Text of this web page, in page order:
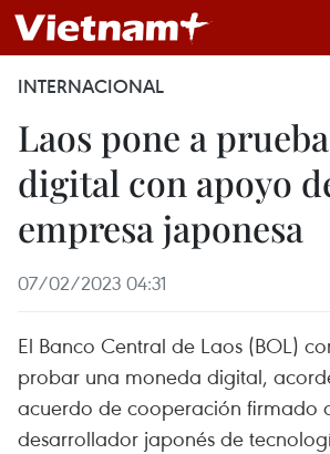
INTERNACIONAL
Laos pone a
digital con apoyo
empresa japonesa
07/02/2023 04:31
El Banco Central de Laos (BOL)
probar una moneda digital,
acuerdo de cooperación firmado
desarrollador japonés de